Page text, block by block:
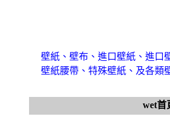
壁紙、壁布、進口壁紙、進口
壁紙腰帶、特殊壁紙、及各類
wet首